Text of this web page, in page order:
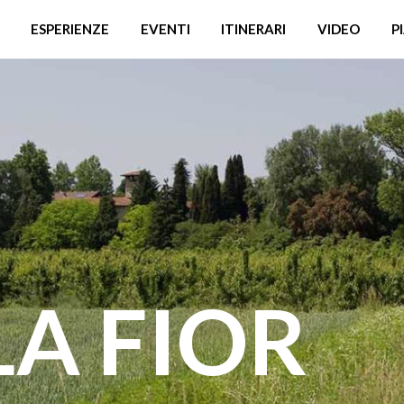
ESPERIENZE EVENTI ITINERARI VIDEO
FIOR